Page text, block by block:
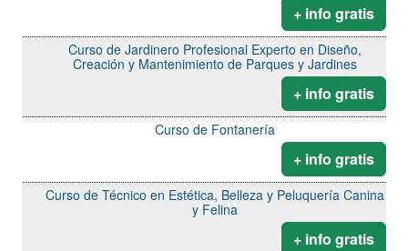
+ info gratis
Curso de Jardinero Profesional Experto en Diseño,
Creación y Mantenimiento de Parques y Jardines
+ info gratis
Curso de Fontanería
+ info gratis
Curso de Técnico en Estética, Belleza y Peluquería Canina
y Felina
+ info gratis